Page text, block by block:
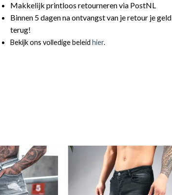
Makkelijk printloos retourneren via PostNL
Binnen 5 dagen na ontvangst van je retour je geld
terug!
Bekijk ons volledige beleid hier.